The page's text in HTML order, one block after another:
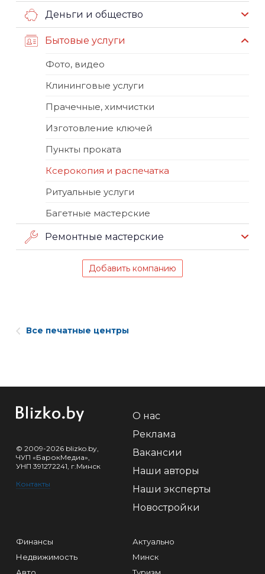
Деньги и общество
Бытовые услуги
Фото, видео
Клининговые услуги
Прачечные, химчистки
Изготовление ключей
Пункты проката
Ксерокопия и распечатка
Ритуальные услуги
Багетные мастерские
Ремонтные мастерские
Добавить компанию
Все печатные центры
© 2009-2026 blizko.by,
ЧУП «БарокМедиа»,
УНП 391272241, г.Минск
Контакты
О нас
Реклама
Вакансии
Наши авторы
Наши эксперты
Новостройки
Финансы
Недвижимость
Актуально
Минск